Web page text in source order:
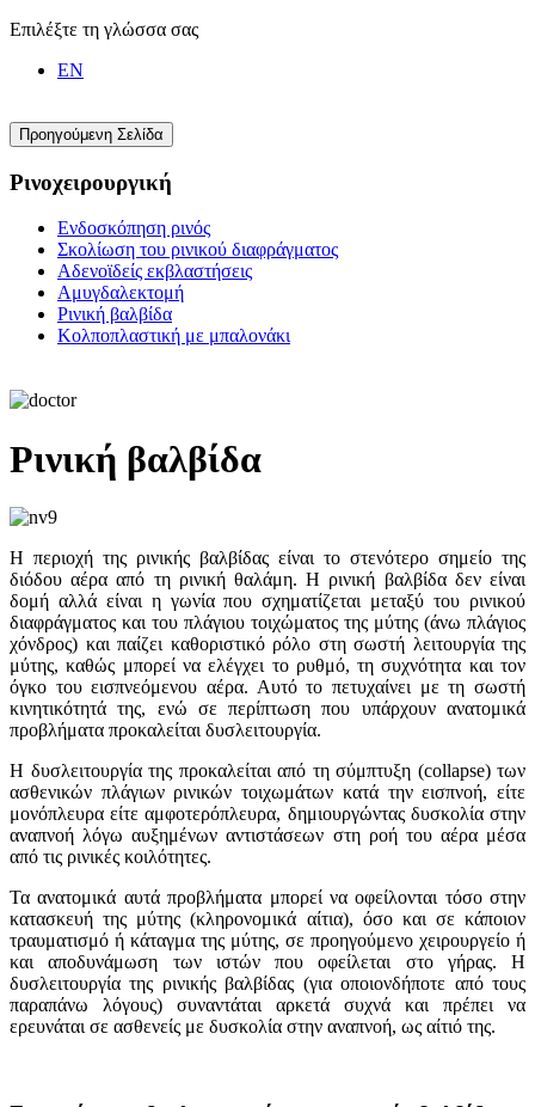
Επιλέξτε τη γλώσσα σας
EN
Ρινοχειρουργική
Ενδοσκόπηση ρινός
Σκολίωση του ρινικού διαφράγματος
Αδενοϊδείς εκβλαστήσεις
Αμυγδαλεκτομή
Ρινική βαλβίδα
Κολποπλαστική με μπαλονάκι
Ρινική βαλβίδα
Η περιοχή της ρινικής βαλβίδας είναι το στενότερο σημείο της
διόδου αέρα από τη ρινική θαλάμη. Η ρινική βαλβίδα δεν είναι
δομή αλλά είναι η γωνία που σχηματίζεται μεταξύ του ρινικού
διαφράγματος και του πλάγιου τοιχώματος της μύτης (άνω πλάγιος
χόνδρος) και παίζει καθοριστικό ρόλο στη σωστή λειτουργία της
μύτης, καθώς μπορεί να ελέγχει το ρυθμό, τη συχνότητα και τον
όγκο του εισπνεόμενου αέρα. Αυτό το πετυχαίνει με τη σωστή
κινητικότητά της, ενώ σε περίπτωση που υπάρχουν ανατομικά
προβλήματα προκαλείται δυσλειτουργία.
Η δυσλειτουργία της προκαλείται από τη σύμπτυξη (collapse) των
ασθενικών πλάγιων ρινικών τοιχωμάτων κατά την εισπνοή, είτε
μονόπλευρα είτε αμφοτερόπλευρα, δημιουργώντας δυσκολία στην
αναπνοή λόγω αυξημένων αντιστάσεων στη ροή του αέρα μέσα
από τις ρινικές κοιλότητες.
Τα ανατομικά αυτά προβλήματα μπορεί να οφείλονται τόσο στην
κατασκευή της μύτης (κληρονομικά αίτια), όσο και σε κάποιον
τραυματισμό ή κάταγμα της μύτης, σε προηγούμενο χειρουργείο ή
και αποδυνάμωση των ιστών που οφείλεται στο γήρας. Η
δυσλειτουργία της ρινικής βαλβίδας (για οποιονδήποτε από τους
παραπάνω λόγους) συναντάται αρκετά συχνά και πρέπει να
ερευνάται σε ασθενείς με δυσκολία στην αναπνοή, ως αίτιό της.